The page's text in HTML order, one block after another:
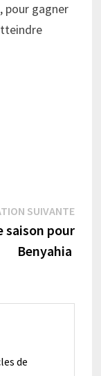
pour gagner
:
SUIVANTE
saison pour
Benyahia
de